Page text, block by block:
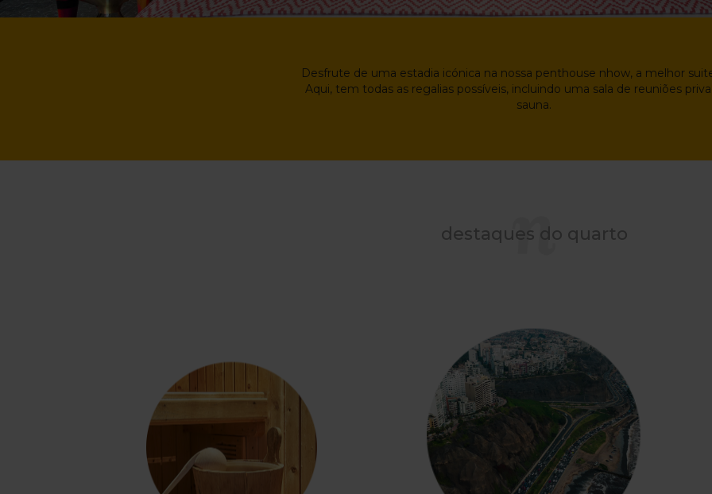
Desfrute de uma estadia icónica na nossa penthouse nhow, a melhor
Aqui, tem todas as regalias possíveis, incluindo uma sala de reuniões
sauna.
destaques do quarto